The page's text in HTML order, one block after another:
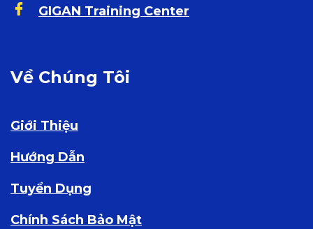
GIGAN Training Center
Về Chúng Tôi
Giới Thiệu
Hướng Dẫn
Tuyển Dụng
Chính Sách Bảo Mật